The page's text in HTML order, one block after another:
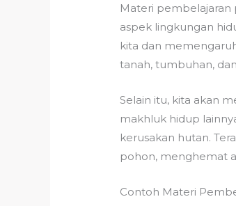
Materi
aspek lingkungan
kita dan
tanah, tumbuhan,
Selain itu, kita akan
makhluk hidup
kerusakan hutan.
pohon, menghemat
Contoh Materi